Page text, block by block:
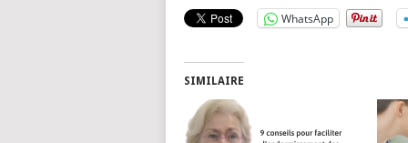
WhatsApp
SIMILAIRE